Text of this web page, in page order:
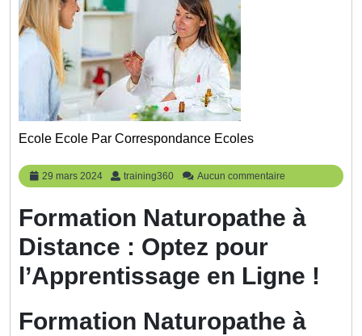
Ecole Ecole Par Correspondance Ecoles
29 mars 2024
29
mars
training360 training360
Aucun commentaire
Formation Naturopathe à
Distance : Optez pour
l’Apprentissage en Ligne !
Formation Naturopathe à